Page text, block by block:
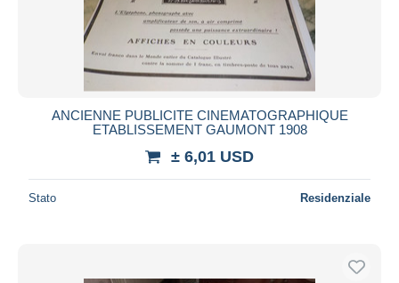
ANCIENNE PUBLICITE CINEMATOGRAPHIQUE
ETABLISSEMENT GAUMONT 1908
± 6,01 USD
Stato Residenziale